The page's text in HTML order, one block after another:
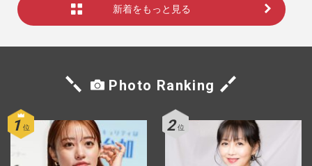
新着をもっと見る
Photo Ranking